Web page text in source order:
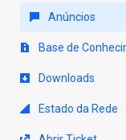
Anúncios
Base de
Downloads
Estado da Rede